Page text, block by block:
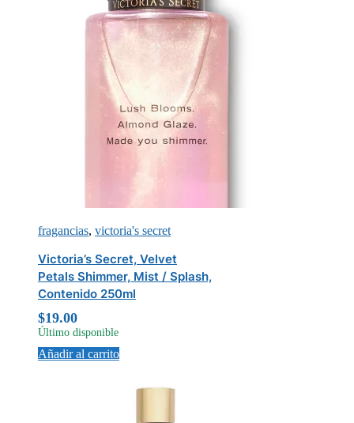
fragancias, victoria's secret
Victoria’s Secret, Velvet
Petals Shimmer, Mist / Splash,
Contenido 250ml
$19.00
Último disponible
Añadir al carrito